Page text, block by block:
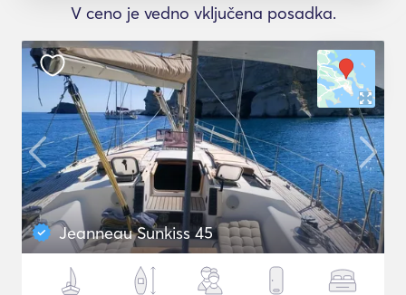
V ceno je vedno vključena posadka.
Jeanneau Sunkiss 45